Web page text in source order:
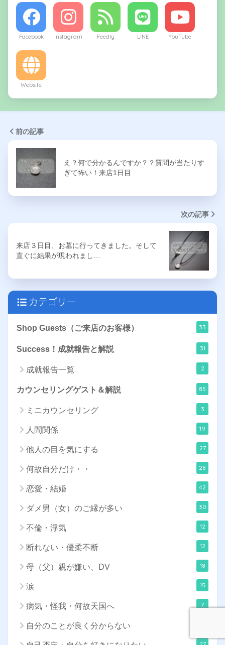
Facebook Instagram Feedly LINE YouTube
Website
前の記事
え？何で分かるんですか？？質問が当たりす
ぎて怖い！来店1日目
次の記事
来店３日目、お墓に行ってきました。そして
直ぐに結果が現われまし…
カテゴリー
Shop Guests（ご来店のお客様） 33
Success！成就報告と解説 31
成就報告一覧 2
カウンセリングゲスト＆解説 85
ミニカウンセリング 3
人間関係 19
他人の目を気にする 27
何故自分だけ・・ 28
恋愛・結婚 42
ダメ男（女）のご縁が多い 30
不倫・浮気 12
断れない・優柔不断 12
母（父）親が嫌い、DV 18
涙 15
病気・怪我・何故天国へ 7
自分のことが良く分からない